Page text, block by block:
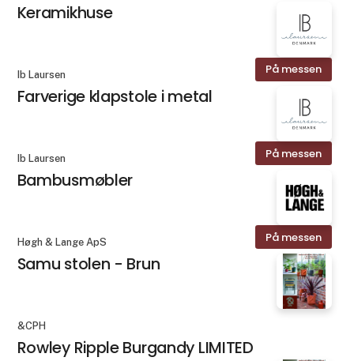
Keramikhuse
På messen
Ib Laursen
Farverige klapstole i metal
På messen
Ib Laursen
Bambusmøbler
På messen
Høgh & Lange ApS
Samu stolen - Brun
&CPH
Rowley Ripple Burgandy LIMITED